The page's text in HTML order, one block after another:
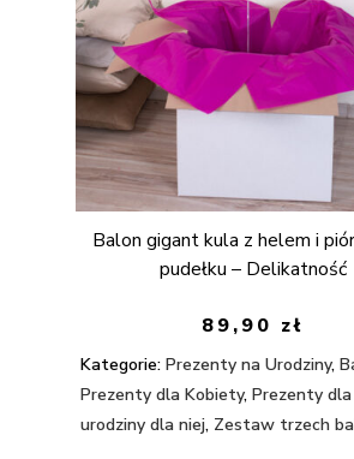
Balon gigant kula z helem i
pudełku – Delikatność
89,90 zł
Kategorie: Prezenty na Urodziny,
Prezenty dla Kobiety,Prezenty
urodziny dla niej, Zestaw trzech